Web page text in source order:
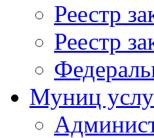
Реестр
Реестр
Муниц